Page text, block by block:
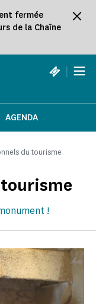
fermée
de la Chaîne
|
AGENDA
du tourisme
!